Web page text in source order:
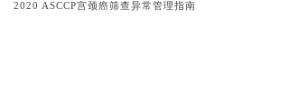
2020 ASCCP宫颈癌筛查异常管理指南